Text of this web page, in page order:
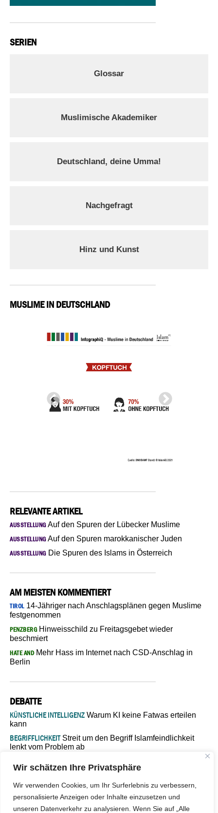
Wir schätzen Ihre Privatsphäre
Wir verwenden Cookies, um Ihr Surferlebnis zu verbessern,
personalisierte Anzeigen oder Inhalte einzusetzen und
unseren Datenverkehr zu analysieren. Wenn Sie auf „Alle
SERIEN
Glossar
Muslimische Akademiker
Deutschland, deine Umma!
Nachgefragt
Hinz und Kunst
MUSLIME IN DEUTSCHLAND
RELEVANTE ARTIKEL
AUSSTELLUNGAuf den Spuren der Lübecker Muslime
AUSSTELLUNGAuf den Spuren marokkanischer Juden
AUSSTELLUNGDie Spuren des Islams in Österreich
AM MEISTEN KOMMENTIERT
TIROL14-Jähriger nach Anschlagsplänen gegen Muslime
festgenommen
PENZBERGHinweisschild zu Freitagsgebet wieder
beschmiert
HATE ANDMehr Hass im Internet nach CSD-Anschlag in
Berlin
DEBATTE
KÜNSTLICHE INTELLIGENZ Warum KI keine Fatwas erteilen
kann
BEGRIFFLICHKEITStreit um den Begriff Islamfeindlichkeit
lenkt vom Problem ab
Verantwortung bleibt“
ISLAMISCHE FAKULTÄT IN MÜNSTEREine kritische Schwelle für
die deutsche Religionspolitik
GASTBEITRAGWarum die muslimische Welt eine neue